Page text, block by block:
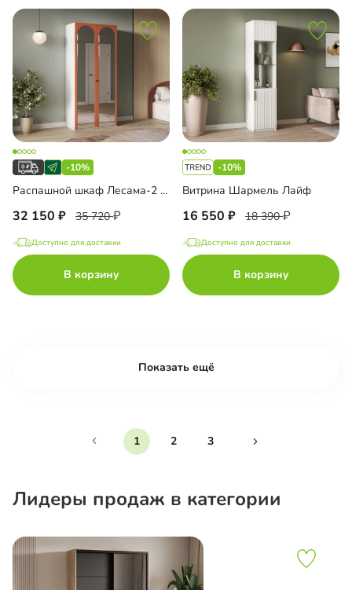
-10%
Распашной шкаф Лесама-2 с зеркалом
32 150 35 720
Доступно для доставки
В корзину
-10%
Витрина Шармель Лайф
16 550 18 390
Доступно для доставки
В корзину
Показать ещё
1 2 3
Лидеры продаж в категории